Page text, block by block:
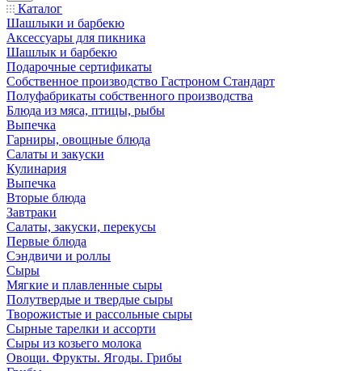
Каталог
Шашлыки и барбекю
Аксессуары для пикника
Шашлык и барбекю
Подарочные сертификаты
Собственное производство Гастроном Стандарт
Полуфабрикаты собственного производства
Блюда из мяса, птицы, рыбы
Выпечка
Гарниры, овощные блюда
Салаты и закуски
Кулинария
Выпечка
Вторые блюда
Завтраки
Салаты, закуски, перекусы
Первые блюда
Сэндвичи и роллы
Сыры
Мягкие и плавленные сыры
Полутвердые и твердые сыры
Творожистые и рассольные сыры
Сырные тарелки и ассорти
Сыры из козьего молока
Овощи. Фрукты. Ягоды. Грибы